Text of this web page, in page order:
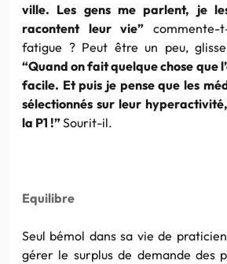
ville. Les gens me parlent, je
racontent leur vie”
fatigue ? Peut être un peu,
“Quand on fait quelque chose que
facile. Et puis je pense que les
sélectionnés sur leur hyperactivité,
la P1 !”Sourit-il.
Equilibre
Seul bémol dans sa vie de
gérer le surplus de demande des